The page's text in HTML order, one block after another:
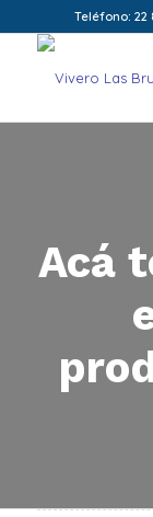
Teléfono: 22
Acá